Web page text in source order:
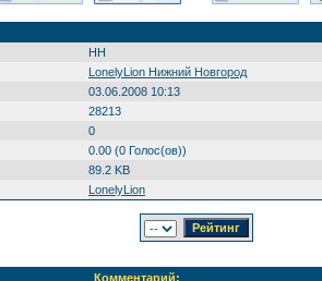
НН
LonelyLion Нижний Новгород
03.06.2008 10:13
28213
0
0.00 (0 Голос(ов))
89.2 KB
LonelyLion
Комментарий: